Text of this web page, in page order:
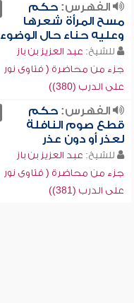
الفهرس:حكم
مسح المرأة شعرها
وعليه حناء حال الوضوء
للشيخ: عبد العزيز بن باز
جزء من محاضرة ( فتاوى نور
على الدرب (380))
الفهرس:حكم
قطع صوم النافلة
لعذر أو دون عذر
للشيخ: عبد العزيز بن باز
جزء من محاضرة ( فتاوى نور
على الدرب (381))